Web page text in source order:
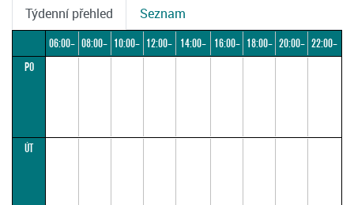
Týdenní přehled Seznam
06:00– 08:00– 10:00– 12:00–
14:00–
16:00– 18:00– 20:00– 22:00–
PO
ÚT